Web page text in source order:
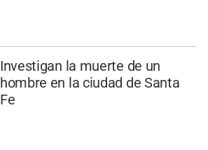
Investigan la muerte de un
hombre en la ciudad de Santa
Fe